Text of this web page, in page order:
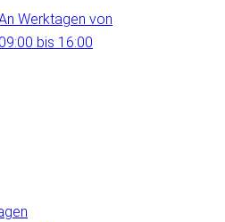
Werktagen von
09:00 bis 16:00